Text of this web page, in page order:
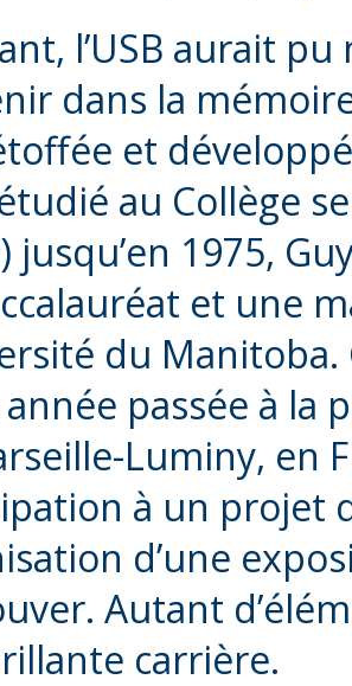
l’USB aurait
dans la
et
au Collège
jusqu’en 1975,
et une
du
année passée à la
Luminy, en
à un projet
d’une
Autant
carrière.